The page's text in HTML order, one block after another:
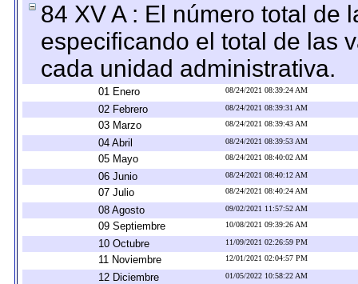
84 XV A : El número total de
especificando el total de las
cada unidad administrativa.
01 Enero 08/24/2021 08:39:24 AM
02 Febrero 08/24/2021 08:39:31 AM
03 Marzo 08/24/2021 08:39:43 AM
04 Abril 08/24/2021 08:39:53 AM
05 Mayo 08/24/2021 08:40:02 AM
06 Junio 08/24/2021 08:40:12 AM
07 Julio 08/24/2021 08:40:24 AM
08 Agosto 09/02/2021 11:57:52 AM
09 Septiembre 10/08/2021 09:39:26 AM
10 Octubre 11/09/2021 02:26:59 PM
11 Noviembre 12/01/2021 02:04:57 PM
12 Diciembre 01/05/2022 10:58:22 AM